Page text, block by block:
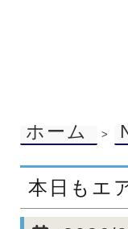
ホーム >
本日もエ